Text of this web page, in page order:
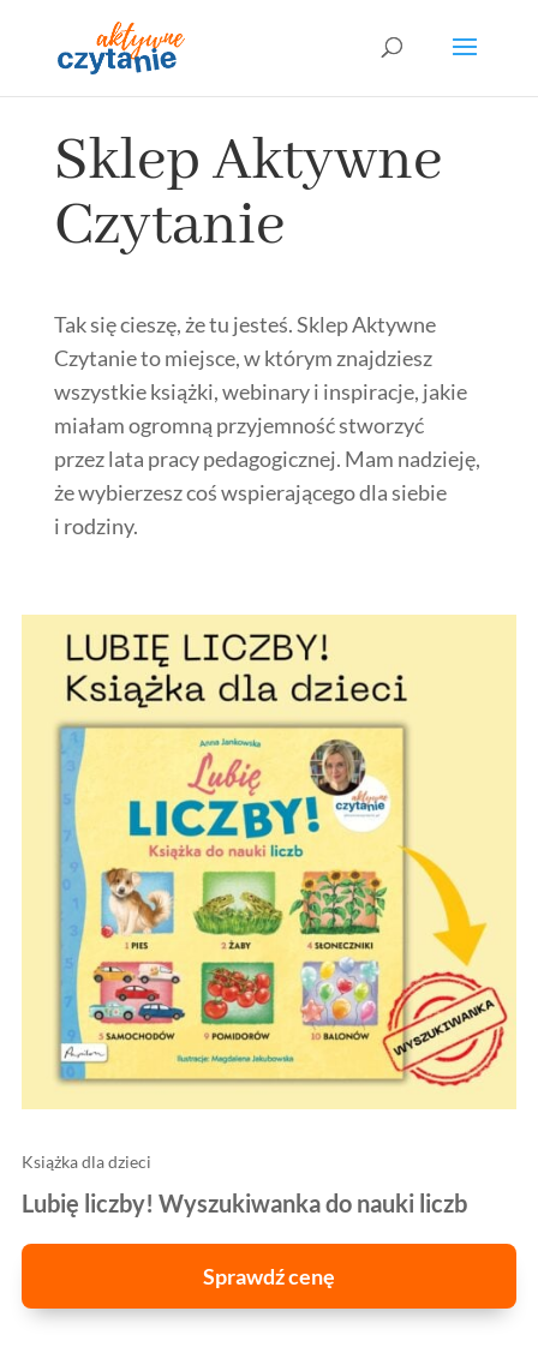
Sklep Aktywne
Czytanie
Tak się cieszę, że tu jesteś. Sklep Aktywne
Czytanie to miejsce, w którym znajdziesz
wszystkie książki, webinary i inspiracje, jakie
miałam ogromną przyjemność stworzyć
przez lata pracy pedagogicznej. Mam nadzieję,
że wybierzesz coś wspierającego dla siebie
i rodziny.
Książka dla dzieci
Lubię liczby! Wyszukiwanka do nauki liczb
Sprawdź cenę